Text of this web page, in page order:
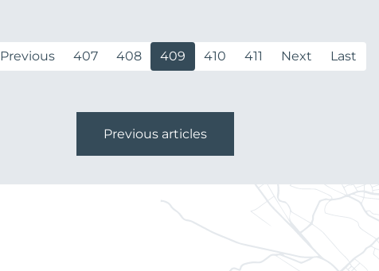
Previous 407 408 409 410 411 Next Last
Previous articles